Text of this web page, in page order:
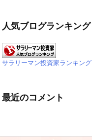
人気ブログランキング
サラリーマン投資家ランキング
最近のコメント